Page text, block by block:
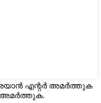
എന്റർ അമർത്തുക
അമർത്തുക.